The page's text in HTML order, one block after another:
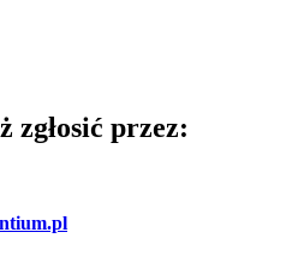
zgłosić przez: